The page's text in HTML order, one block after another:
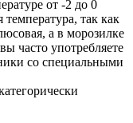
от -2 до 0
так как
а в морозилке
часто употребляете
со специальными